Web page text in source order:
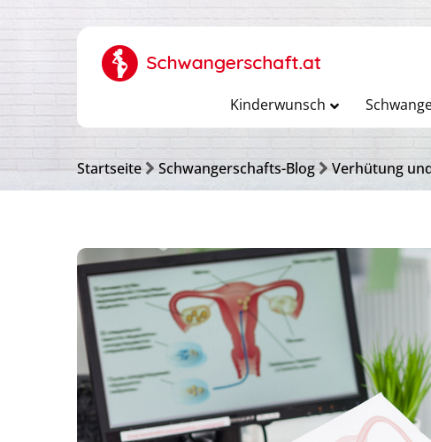
Kinderwunsch
Startseite Schwangerschafts-Blog Verhütung